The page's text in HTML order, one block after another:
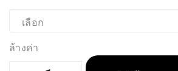
ล้างค่า